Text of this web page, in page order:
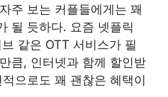
주 보는 커플들에게는 꽤
될 듯하다. 요즘 넷플릭
같은 OTT 서비스가 필
큼, 인터넷과 함께 할인받
으로도 꽤 괜찮은 혜택이